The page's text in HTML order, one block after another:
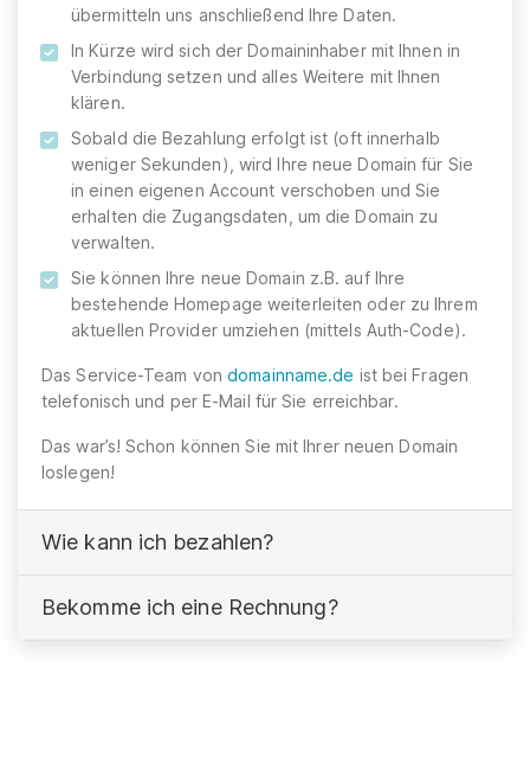
übermitteln uns anschließend Ihre Daten.
In Kürze wird sich der Domaininhaber mit Ihnen in
Verbindung setzen und alles Weitere mit Ihnen
klären.
Sobald die Bezahlung erfolgt ist (oft innerhalb
weniger Sekunden), wird Ihre neue Domain für Sie
in einen eigenen Account verschoben und Sie
erhalten die Zugangsdaten, um die Domain zu
verwalten.
Sie können Ihre neue Domain z.B. auf Ihre
bestehende Homepage weiterleiten oder zu Ihrem
aktuellen Provider umziehen (mittels Auth-Code).
Das Service-Team vondomainname.de ist bei Fragen
telefonisch und per E-Mail für Sie erreichbar.
Das war’s! Schon können Sie mit Ihrer neuen Domain
loslegen!
Wie kann ich bezahlen?
Bekomme ich eine Rechnung?